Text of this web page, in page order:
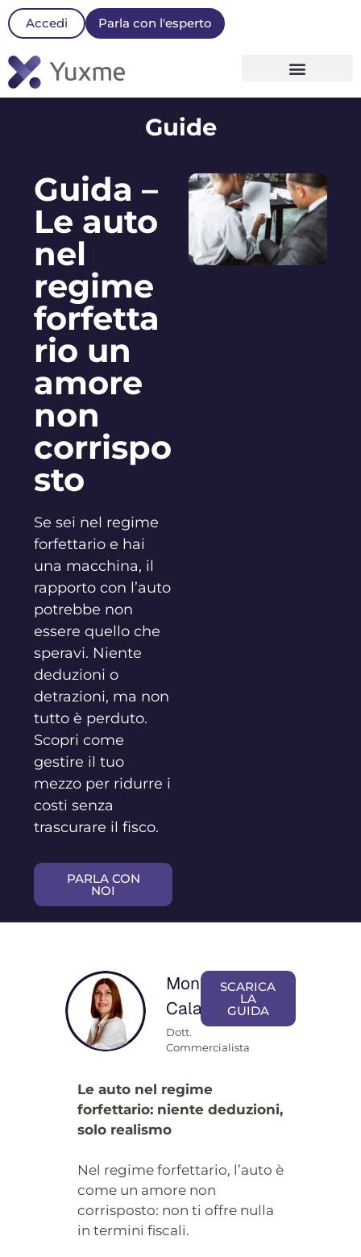
Accedi Parla con l'esperto
Guide
Guida –
Le auto
nel
regime
forfetta
rio un
amore
non
corrispo
sto
Se sei nel regime
forfettario e hai
una macchina, il
rapporto con l’auto
potrebbe non
essere quello che
speravi. Niente
deduzioni o
detrazioni, ma non
tutto è perduto.
Scopri come
gestire il tuo
mezzo per ridurre i
costi senza
trascurare il fisco.
PARLA CON
NOI
Monica
Calamai
Dott.
Commercialista
SCARICA
LA
GUIDA
Le auto nel regime
forfettario: niente deduzioni,
solo realismo
Nel regime forfettario, l’auto è
come un amore non
corrisposto: non ti offre nulla
in termini fiscali.